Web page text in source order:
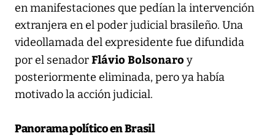
en manifestaciones que pedían la intervención
extranjera en el poder judicial brasileño. Una
videollamada del expresidente fue difundida
por el senadorFlávio Bolsonaro y
posteriormente eliminada, pero ya había
motivado la acción judicial.
Panorama político en Brasil